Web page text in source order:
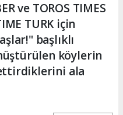
ve TOROS TIMES
TURK için
başlıklı
köylerin
ala